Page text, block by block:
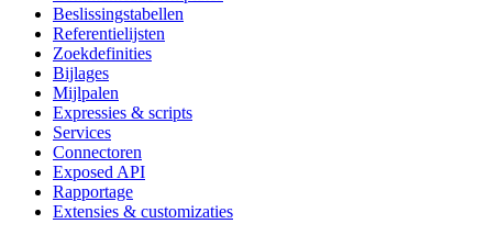
Beslissingstabellen
Referentielijsten
Zoekdefinities
Bijlages
Mijlpalen
Expressies & scripts
Services
Connectoren
Exposed API
Rapportage
Extensies & customizaties